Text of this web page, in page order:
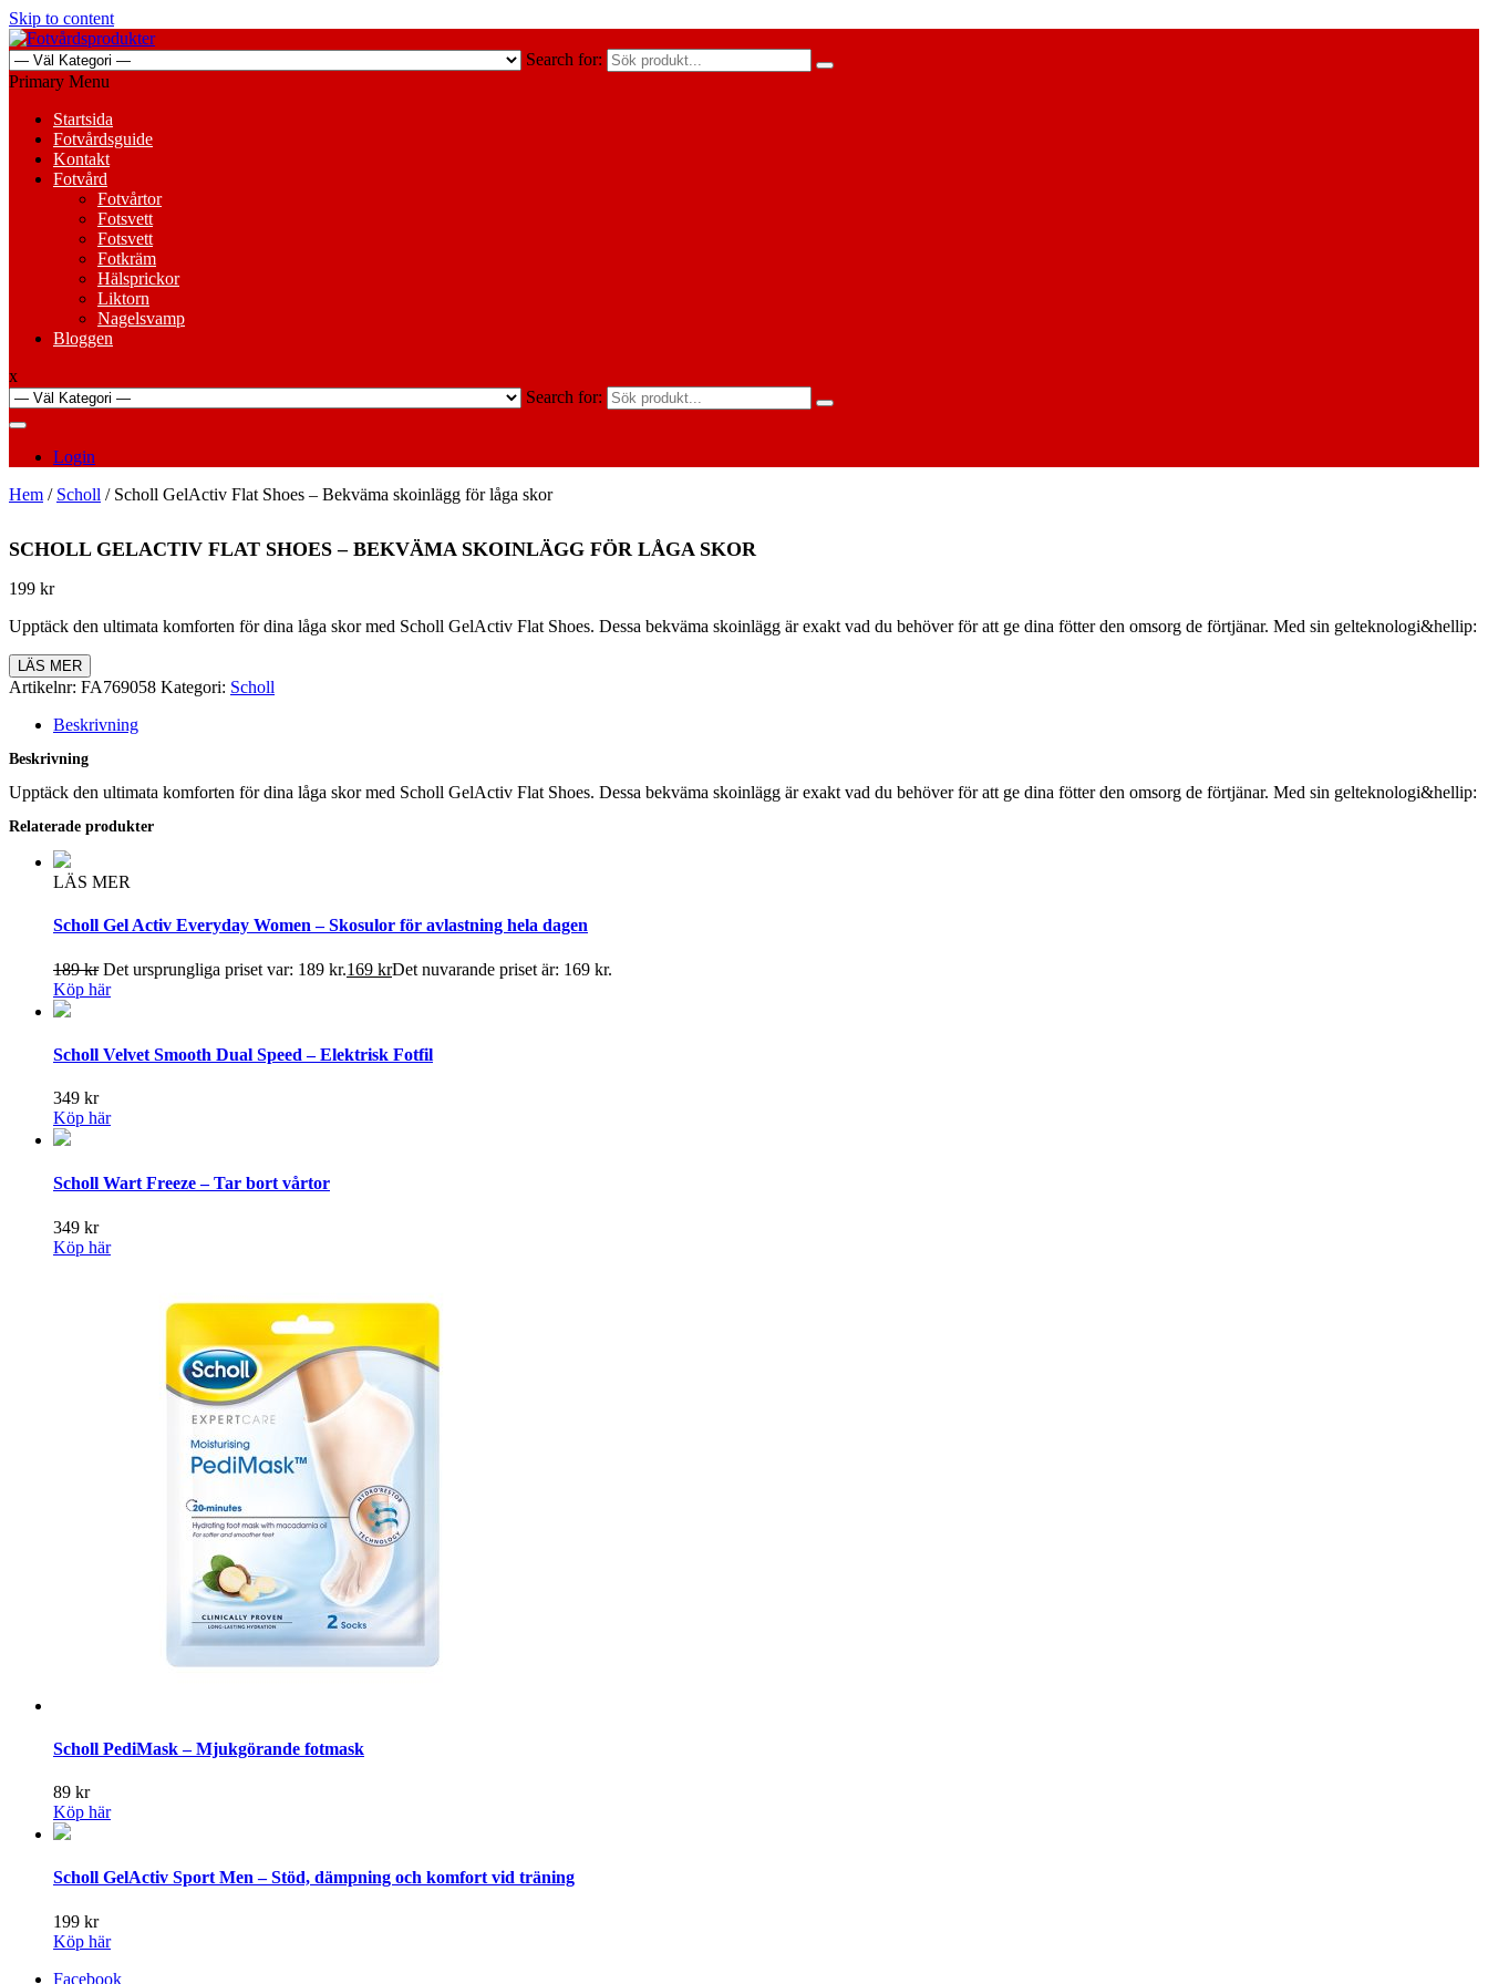
Skip to content
Search for:
Primary Menu
Startsida
Fotvårdsguide
Kontakt
Fotvård
Fotvårtor
Fotsvett
Fotsvett
Fotkräm
Hälsprickor
Liktorn
Nagelsvamp
Bloggen
x
Search for:
Login
Hem / Scholl / Scholl GelActiv Flat Shoes – Bekväma skoinlägg för låga skor
SCHOLL GELACTIV FLAT SHOES – BEKVÄMA SKOINLÄGG FÖR LÅGA SKOR
199 kr
Upptäck den ultimata komforten för dina låga skor med Scholl GelActiv Flat Shoes. Dessa bekväma skoinlägg är exakt vad du behöver för att ge dina fötter den omsorg de förtjänar. Med sin gelteknologi&hellip:
LÄS MER
Artikelnr: FA769058 Kategori: Scholl
Beskrivning
Beskrivning
Upptäck den ultimata komforten för dina låga skor med Scholl GelActiv Flat Shoes. Dessa bekväma skoinlägg är exakt vad du behöver för att ge dina fötter den omsorg de förtjänar. Med sin gelteknologi&hellip:
Relaterade produkter
LÄS MER
Scholl Gel Activ Everyday Women – Skosulor för avlastning hela dagen
189kr Det ursprungliga priset var: 189 kr.169 krDet nuvarande priset är: 169 kr.
Köp här
Scholl Velvet Smooth Dual Speed – Elektrisk Fotfil
349 kr
Köp här
Scholl Wart Freeze – Tar bort vårtor
349 kr
Köp här
Scholl PediMask – Mjukgörande fotmask
89 kr
Köp här
Scholl GelActiv Sport Men – Stöd, dämpning och komfort vid träning
199 kr
Köp här
Facebook